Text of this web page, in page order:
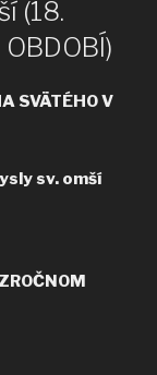
(18.
SVÄTÉHO V
sv. omší